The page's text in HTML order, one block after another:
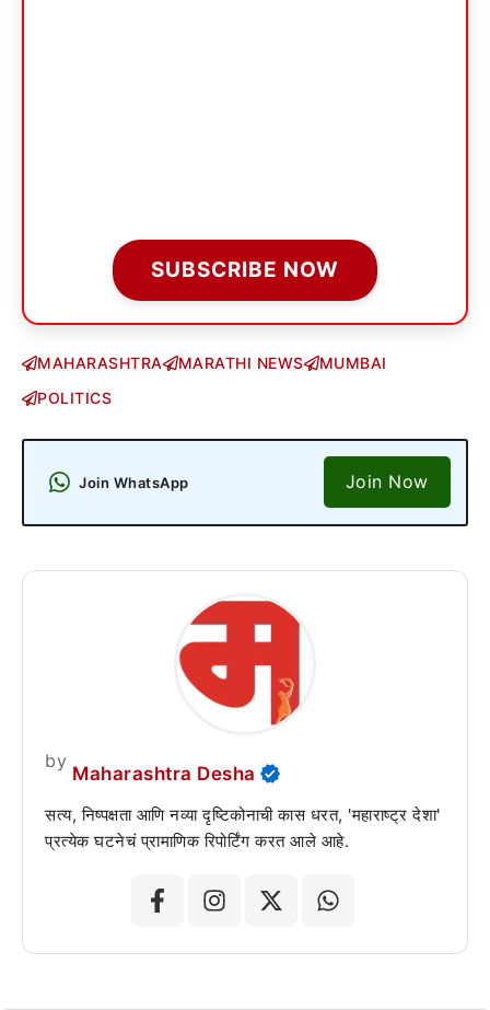
SUBSCRIBE NOW
MAHARASHTRA MARATHI NEWS
MUMBAI
POLITICS
Join WhatsApp Join Now
by
Maharashtra Desha
सत्य, निष्पक्षता आणि नव्या दृष्टिकोनाची कास धरत, 'महाराष्ट्र देशा'
प्रत्येक घटनेचं प्रामाणिक रिपोर्टिंग करत आले आहे.